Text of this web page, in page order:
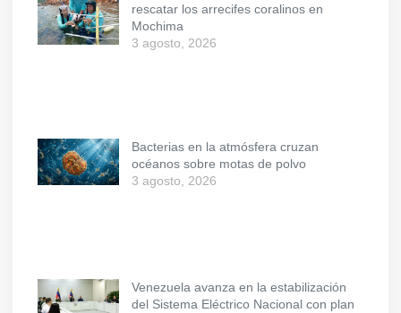
rescatar los arrecifes coralinos en
Mochima
3 agosto, 2026
Bacterias en la atmósfera cruzan
océanos sobre motas de polvo
3 agosto, 2026
Venezuela avanza en la estabilización
del Sistema Eléctrico Nacional con plan